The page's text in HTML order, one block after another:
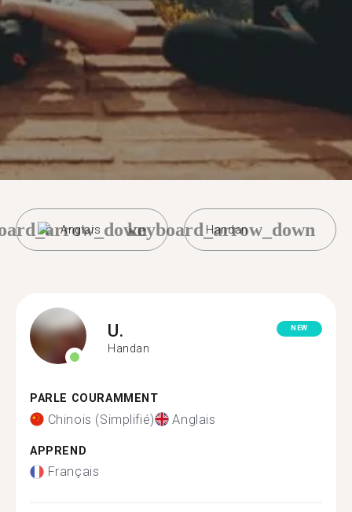
Anglais Handan
keyboard_arrow_down
U.
Handan
NEW
PARLE COURAMMENT
Chinois (Simplifié) Anglais
APPREND
Français